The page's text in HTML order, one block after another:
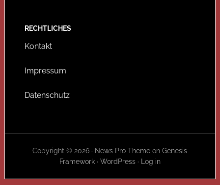
RECHTLICHES
Kontakt
Impressum
Datenschutz
Copyright © 2026 · News Pro Theme onGenesis
Framework· WordPress· Log in